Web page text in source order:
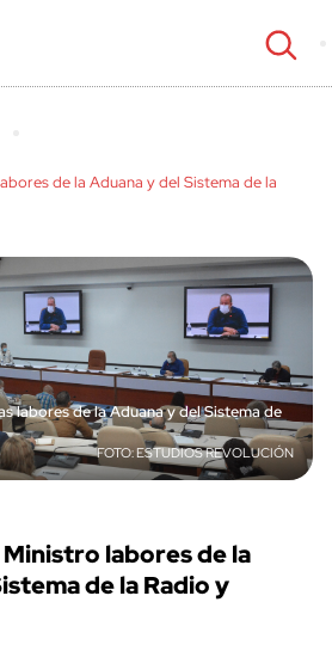
de la Aduana y del Sistema de la
labores de la Aduana y del Sistema de
ESTUDIOS REVOLUCIÓN
labores de la
de la Radio y